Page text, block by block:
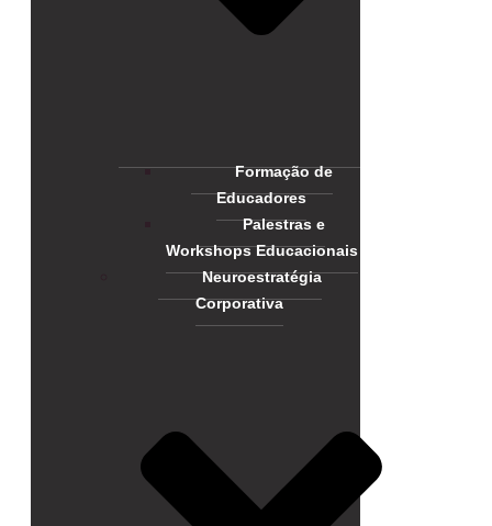
Formação de
Educadores
Palestras e
Workshops Educacionais
Neuroestratégia
Corporativa